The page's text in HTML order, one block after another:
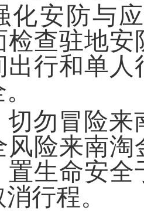
化安防与
检查驻地
出行和单
冒险来
风险来南
置生命安
行程。